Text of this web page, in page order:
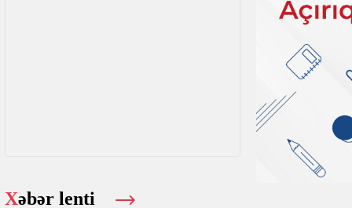
Xəbər lenti